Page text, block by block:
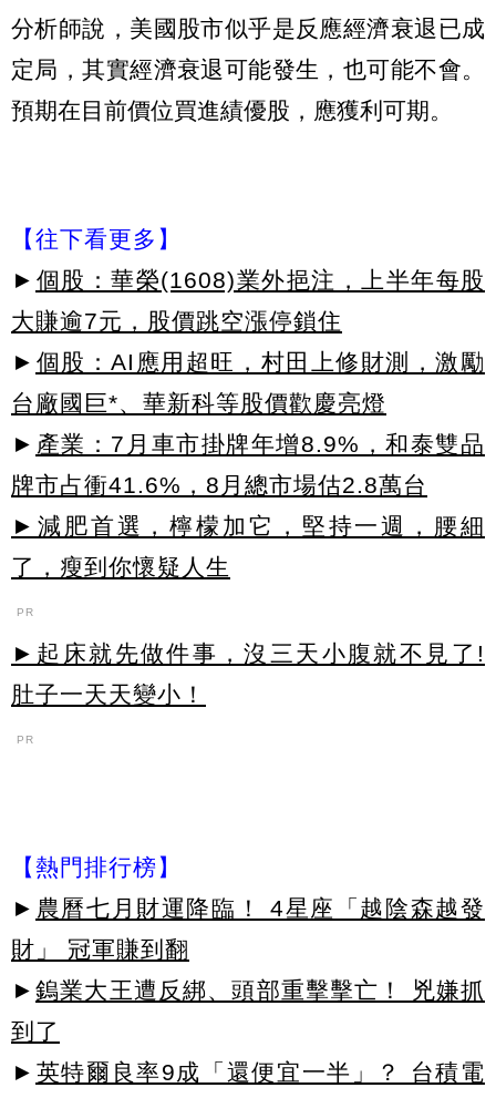
分析師說，美國股市似乎是反應經濟衰退已成
定局，其實經濟衰退可能發生，也可能不會。
預期在目前價位買進績優股，應獲利可期。
【往下看更多】
► 個股：華榮(1608)業外挹注，上半年每股
大賺逾7元，股價跳空漲停鎖住
► 個股：AI應用超旺，村田上修財測，激勵
台廠國巨*、華新科等股價歡慶亮燈
► 產業：7月車市掛牌年增8.9%，和泰雙品
牌市占衝41.6%，8月總市場估2.8萬台
►減肥首選，檸檬加它，堅持一週，腰細
了，瘦到你懷疑人生
PR
►起床就先做件事，沒三天小腹就不見了!
肚子一天天變小！
PR
【熱門排行榜】
► 農曆七月財運降臨！ 4星座「越陰森越發
財」 冠軍賺到翻
► 鎢業大王遭反綁、頭部重擊擊亡！ 兇嫌抓
到了
► 英特爾良率9成「還便宜一半」？ 台積電